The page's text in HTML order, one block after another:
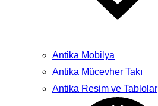
Antika Mobilya
Antika Mücevher Takı
Antika Resim ve Tablolar